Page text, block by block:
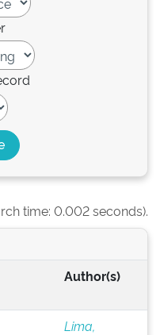
time: 0.002 seconds).
Author(s)
Lima,